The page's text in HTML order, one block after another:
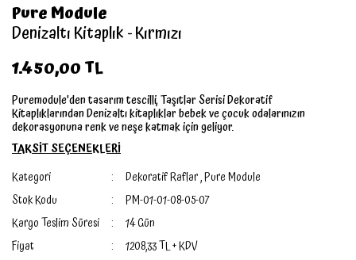
Pure Module
Denizaltı Kitaplık - Kırmızı
1.450,00 TL
Puremodule'den tasarım tescilli, Taşıtlar Serisi Dekoratif
Kitaplıklarından Denizaltı kitaplıklar bebek ve çocuk odalarınızın
dekorasyonuna renk ve neşe katmak için geliyor.
TAKSİT SEÇENEKLERİ
Kategori
Dekoratif Raflar,Pure Module
Stok Kodu
PM-01-01-08-05-07
Kargo Teslim Süresi
14 Gün
Fiyat
1.208,33 TL + KDV